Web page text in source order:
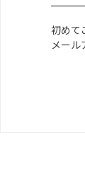
初めて
メール